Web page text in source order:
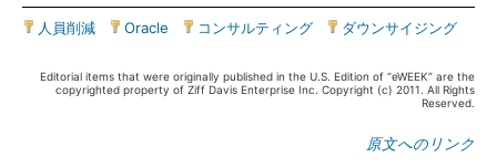
人員削減 Oracle コンサルティング ダウンサイジング
Editorial items that were originally published in the U.S. Edition of “eWEEK” are the
copyrighted property of Ziff Davis Enterprise Inc. Copyright (c) 2011. All Rights
Reserved.
原文へのリンク